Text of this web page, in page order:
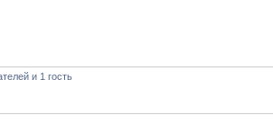
и 1 гость